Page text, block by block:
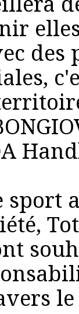
des
sport